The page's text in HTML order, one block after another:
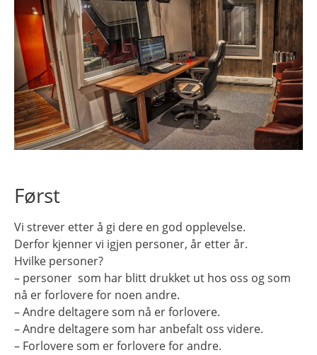
Først
Vi strever etter å gi dere en god opplevelse.
Derfor kjenner vi igjen personer, år etter år.
Hvilke personer?
– personer som har blitt drukket ut hos oss og som
nå er forlovere for noen andre.
– Andre deltagere som nå er forlovere.
– Andre deltagere som har anbefalt oss videre.
– Forlovere som er forlovere for andre.